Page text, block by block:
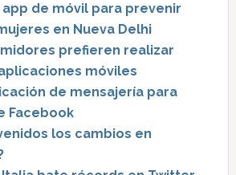
app de móvil para prevenir
en Nueva Delhi
prefieren realizar
móviles
de mensajería para
Facebook
los cambios en